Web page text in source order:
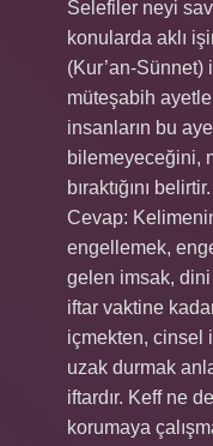
Selefiler neyi
konularda aklı
(Kur’an-Sünnet)
müteşabih
insanların bu
bilemeyeceğini,
bıraktığını
Cevap:
engellemek,
gelen imsak,
iftar vaktine
içmekten, cinsel
uzak durmak
iftardır. Keff ne
korumaya